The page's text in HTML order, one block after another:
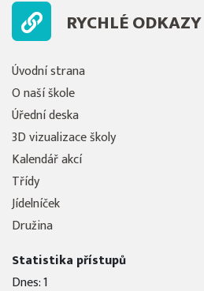
RYCHLÉ ODKAZY
Úvodní strana
O naší škole
Úřední deska
3D vizualizace školy
Kalendář akcí
Třídy
Jídelníček
Družina
Statistika přístupů
Dnes: 1